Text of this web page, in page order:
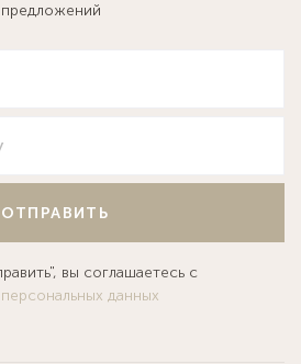
ОТПРАВИТЬ
вы соглашаетесь с
данных